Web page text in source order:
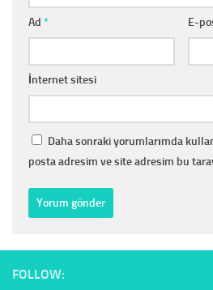
Ad * E-
İnternet sitesi
Daha sonraki yorumlarımda
posta adresim ve site adresim bu
FOLLOW: